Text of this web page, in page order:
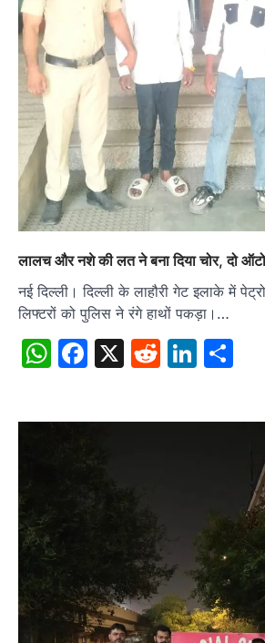
लालच और नशे की लत ने बना दिया चोर, दो ऑटो
नई दिल्ली। दिल्ली के लाहौरी गेट इलाके में
लिफ्टरों को पुलिस ने रंगे हाथों पकड़ा।…
WhatsApp
Facebook
X Reddit